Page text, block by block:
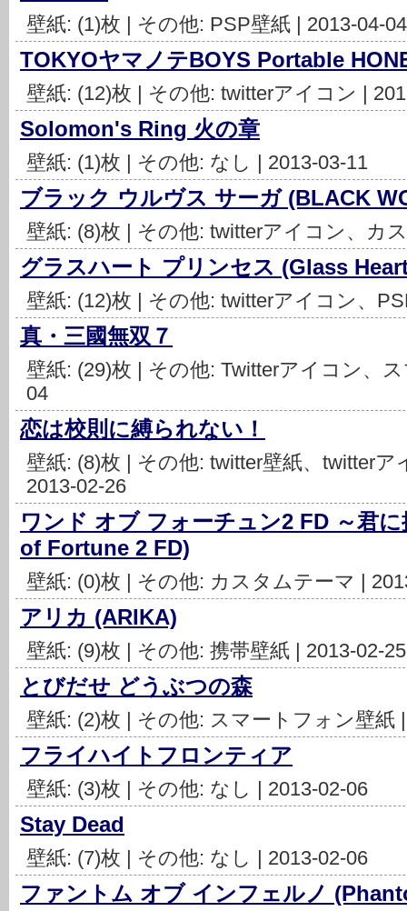
壁紙: (1)枚 | その他: PSP壁紙 | 2013-04-04
TOKYOヤマノテBOYS Portable
壁紙: (12)枚 | その他: twitterアイコン |
Solomon's Ring 火の章
壁紙: (1)枚 | その他: なし | 2013-03-11
ブラック ウルヴス サーガ (BLACK
壁紙: (8)枚 | その他: twitterアイコン、カ
グラスハート プリンセス (Glass
壁紙: (12)枚 | その他: twitterアイコン、
真・三國無双７
壁紙: (29)枚 | その他: Twitterアイコン、
04
恋は校則に縛られない！
壁紙: (8)枚 | その他: twitter壁紙、twitter
2013-02-26
ワンド オブ フォーチュン2 FD ～君
of Fortune 2 FD)
壁紙: (0)枚 | その他: カスタムテーマ |
アリカ (ARIKA)
壁紙: (9)枚 | その他: 携帯壁紙 | 2013-02-25
とびだせ どうぶつの森
壁紙: (2)枚 | その他: スマートフォン壁紙
フライハイトフロンティア
壁紙: (3)枚 | その他: なし | 2013-02-06
Stay Dead
壁紙: (7)枚 | その他: なし | 2013-02-06
ファントム オブ インフェルノ